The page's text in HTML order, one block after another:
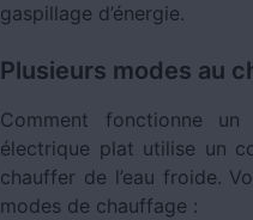
gaspillage d’énergie.
Plusieurs modes au
Comment fonctionne
électrique plat utilise un
chauffer de l’eau froide.
modes de chauffage :